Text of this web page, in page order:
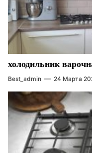
холодильник
Best_admin 24 Марта